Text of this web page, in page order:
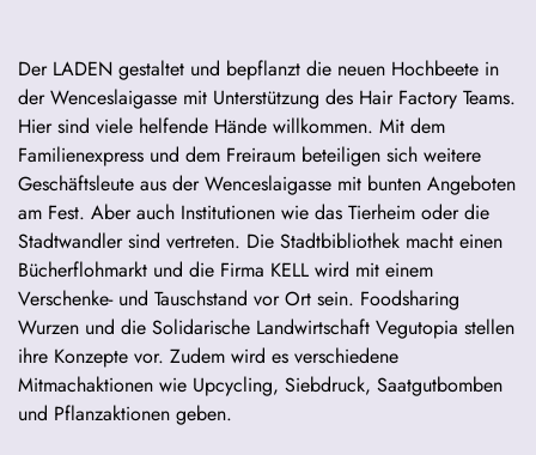
Der LADEN gestaltet und bepflanzt die neuen Hochbeete in
der Wenceslaigasse mit Unterstützung des Hair Factory Teams.
Hier sind viele helfende Hände willkommen. Mit dem
Familienexpress und dem Freiraum beteiligen sich weitere
Geschäftsleute aus der Wenceslaigasse mit bunten Angeboten
am Fest. Aber auch Institutionen wie das Tierheim oder die
Stadtwandler sind vertreten. Die Stadtbibliothek macht einen
Bücherflohmarkt und die Firma KELL wird mit einem
Verschenke- und Tauschstand vor Ort sein. Foodsharing
Wurzen und die Solidarische Landwirtschaft Vegutopia stellen
ihre Konzepte vor. Zudem wird es verschiedene
Mitmachaktionen wie Upcycling, Siebdruck, Saatgutbomben
und Pflanzaktionen geben.